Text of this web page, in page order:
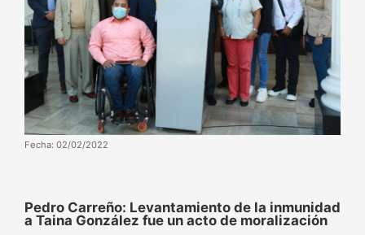
Fecha: 02/02/2022
Pedro Carreño: Levantamiento de la inmunidad
a Taina González fue un acto de moralización